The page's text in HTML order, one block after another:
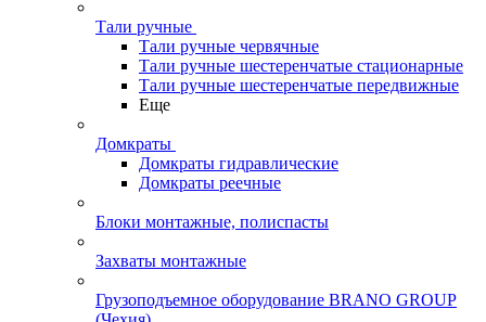
Тали ручные
Тали ручные червячные
Тали ручные шестеренчатые стационарные
Тали ручные шестеренчатые передвижные
Еще
Домкраты
Домкраты гидравлические
Домкраты реечные
Блоки монтажные, полиспасты
Захваты монтажные
Грузоподъемное оборудование BRANO GROUP